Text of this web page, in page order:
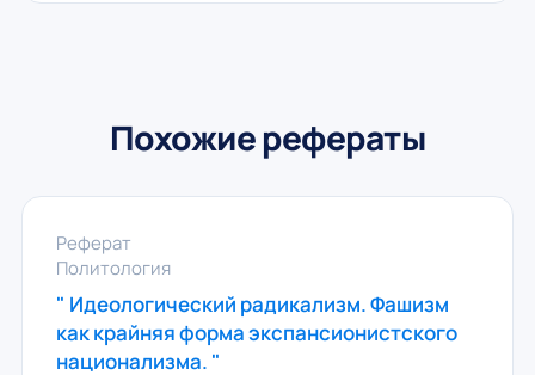
Похожие рефераты
Реферат
Политология
" Идеологический радикализм. Фашизм
как крайняя форма экспансионистского
национализма. "